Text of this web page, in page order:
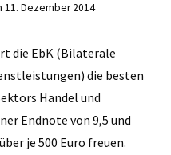
11. Dezember 2014
die EbK (Bilaterale
die besten
Handel und
Endnote von 9,5 und
je 500 Euro freuen.